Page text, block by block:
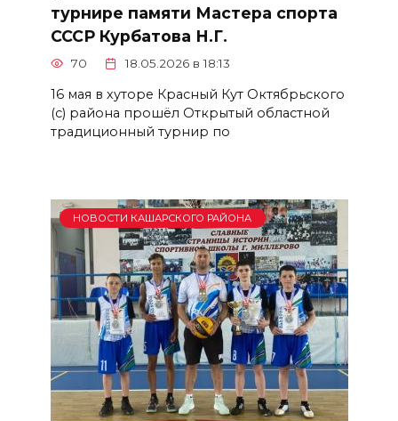
турнире памяти Мастера спорта
СССР Курбатова Н.Г.
70 18.05.2026 в 18:13
16 мая в хуторе Красный Кут Октябрьского
(с) района прошёл Открытый областной
традиционный турнир по
НОВОСТИ КАШАРСКОГО РАЙОНА